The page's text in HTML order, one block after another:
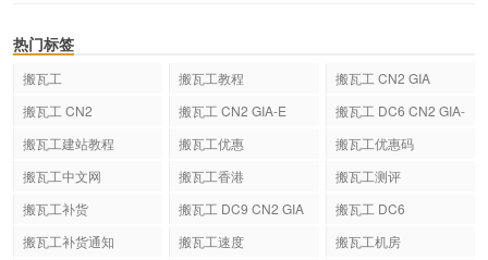
热门标签
搬瓦工 搬瓦工教程
搬瓦工 CN2 GIA
搬瓦工 CN2
搬瓦工 CN2 GIA-E
搬瓦工 DC6 CN2 GIA-
搬瓦工建站教程 搬瓦工优惠
搬瓦工优惠码
搬瓦工中文网
搬瓦工香港
搬瓦工测评
搬瓦工补货
搬瓦工 DC9 CN2 GIA
搬瓦工 DC6
搬瓦工补货通知
搬瓦工速度 搬瓦工机房